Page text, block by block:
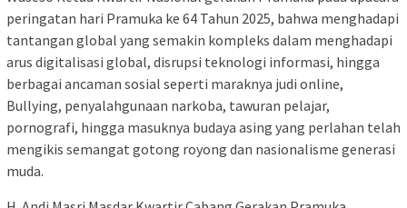
peringatan hari Pramuka ke 64 Tahun 2025, bahwa menghadapi
tantangan global yang semakin kompleks dalam menghadapi
arus digitalisasi global, disrupsi teknologi informasi, hingga
berbagai ancaman sosial seperti maraknya judi online,
Bullying, penyalahgunaan narkoba, tawuran pelajar,
pornografi, hingga masuknya budaya asing yang perlahan telah
mengikis semangat gotong royong dan nasionalisme generasi
muda.